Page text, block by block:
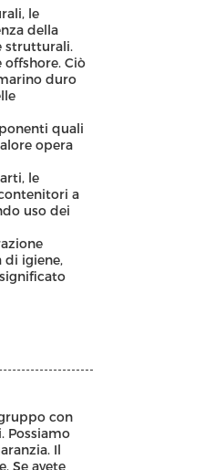
le
della
strutturali.
Ciò
duro
quali
opera
le
a
uso dei
di igiene,
con
Possiamo
Il
Se avete